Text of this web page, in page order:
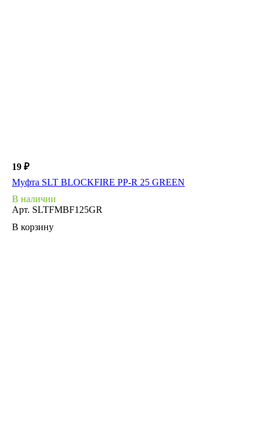
19 ₽
Муфта SLT BLOCKFIRE PP-R 25 GREEN
В наличии
Арт. SLTFMBF125GR
В корзину